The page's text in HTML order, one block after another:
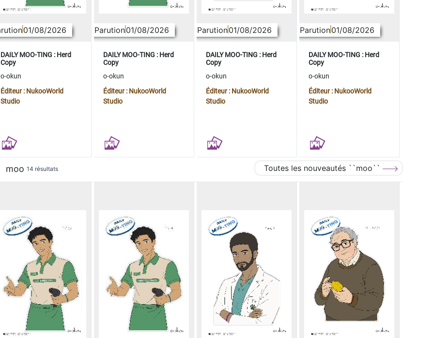
01/08/2026
DAILY MOO-TING : Herd
Copy
o-okun
Éditeur : NukooWorld
Studio
Parution01/08/2026
DAILY MOO-TING : Herd
Copy
o-okun
Éditeur : NukooWorld
Studio
Parution01/08/2026
DAILY MOO-TING : Herd
Copy
o-okun
Éditeur : NukooWorld
Studio
Parution01/08/2026
DAILY MOO-TING : Herd
Copy
o-okun
Éditeur : NukooWorld
Studio
moo 14 résultats Toutes les nouveautés ``moo``